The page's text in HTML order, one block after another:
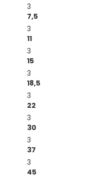
3
7,5
3
11
3
15
3
18,5
3
22
3
30
3
37
3
45